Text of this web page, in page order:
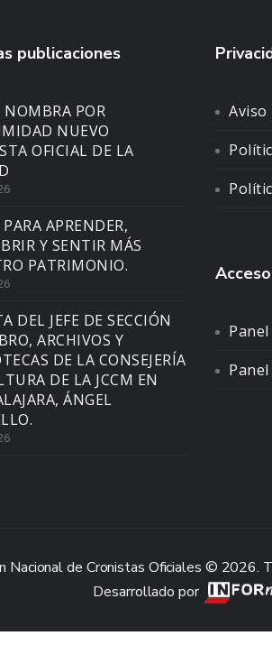
publicaciones
NOMBRA POR
NUEVO
OFICIAL DE LA
APRENDER,
Y SENTIR MÁS
PATRIMONIO.
DEL JEFE DE SECCIÓN
ARCHIVOS Y
DE LA CONSEJERÍA
DE LA JCCM EN
ÁNGEL
Aviso
Nacional de Cronistas Oficiales © 2026.
Desarrollado por